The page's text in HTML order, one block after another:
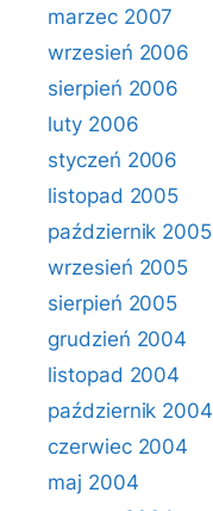
marzec 2007
wrzesień 2006
sierpień 2006
luty 2006
styczeń 2006
listopad 2005
październik 2005
wrzesień 2005
sierpień 2005
grudzień 2004
listopad 2004
październik 2004
czerwiec 2004
maj 2004